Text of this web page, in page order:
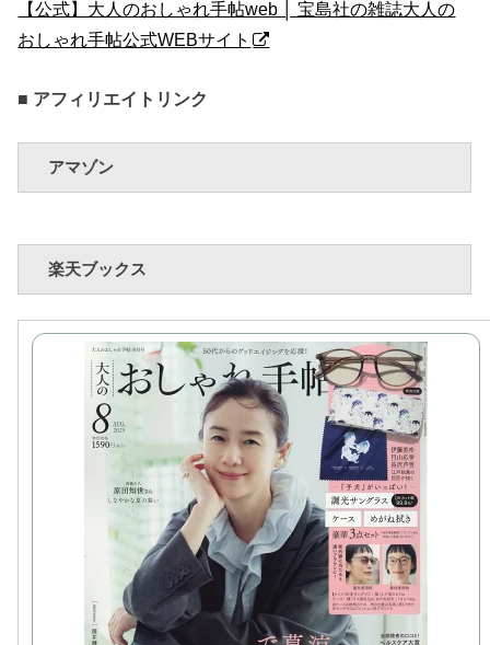
【公式】大人のおしゃれ手帖web │ 宝島社の雑誌大人の
おしゃれ手帖公式WEBサイト
■ アフィリエイトリンク
アマゾン
楽天ブックス